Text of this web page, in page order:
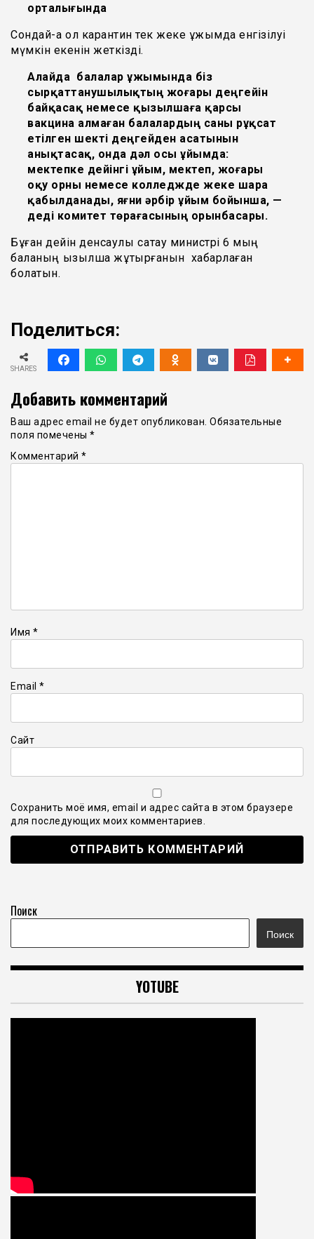
орталығында
Сондай-ақ ол карантин тек жеке ұжымда енгізілуі
мүмкін екенін жеткізді.
Алайда балалар ұжымында біз
сырқаттанушылықтың жоғары деңгейін
байқасақ немесе қызылшаға қарсы
вакцина алмаған балалардың саны рұқсат
етілген шекті деңгейден асатынын
анықтасақ, онда дәл осы ұйымда:
мектепке дейінгі ұйым, мектеп, жоғары
оқу орны немесе колледжде жеке шара
қабылданады, яғни әрбір ұйым бойынша, —
деді комитет төрағасының орынбасары.
Бұған дейін денсаулық сақтау министрі 6 мың
баланың қызылша жұқтырғанын хабарлаған
болатын.
Поделиться:
SHARES
Добавить комментарий
Ваш адрес email не будет опубликован. Обязательные
поля помечены *
Комментарий *
Имя *
Email *
Сайт
Сохранить моё имя, email и адрес сайта в этом браузере
для последующих моих комментариев.
Поиск
Поиск
YOTUBE